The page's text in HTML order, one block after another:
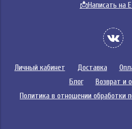
📩Написать на
Личный кабинет Доставка
Блог
Возврат и
Политика в отношении обработки